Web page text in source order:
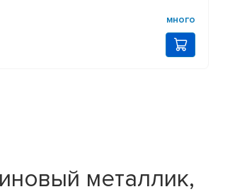
много
металлик,